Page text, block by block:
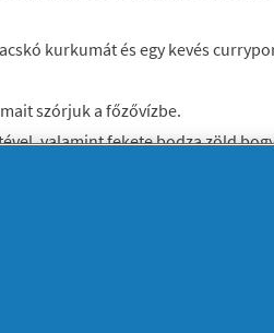
kurkumát és egy kevés
szórjuk a főzővízbe.
valamint fekete bodza zöld